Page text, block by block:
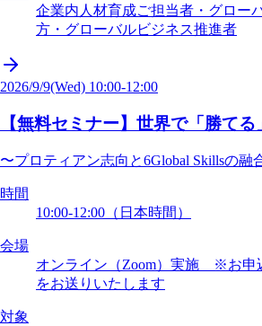
企業内人材育成ご担当者・グロー
方・グローバルビジネス推進者
2026/9/9(Wed) 10:00-12:00
【無料セミナー】世界で「勝て
〜プロティアン志向と6Global Skillsの融
時間
10:00-12:00（日本時間）
会場
オンライン（Zoom）実施 ※お申
をお送りいたします
対象